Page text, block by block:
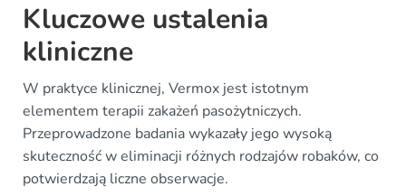
Kluczowe ustalenia
kliniczne
W praktyce klinicznej, Vermox jest istotnym
elementem terapii zakażeń pasożytniczych.
Przeprowadzone badania wykazały jego wysoką
skuteczność w eliminacji różnych rodzajów robaków, co
potwierdzają liczne obserwacje.